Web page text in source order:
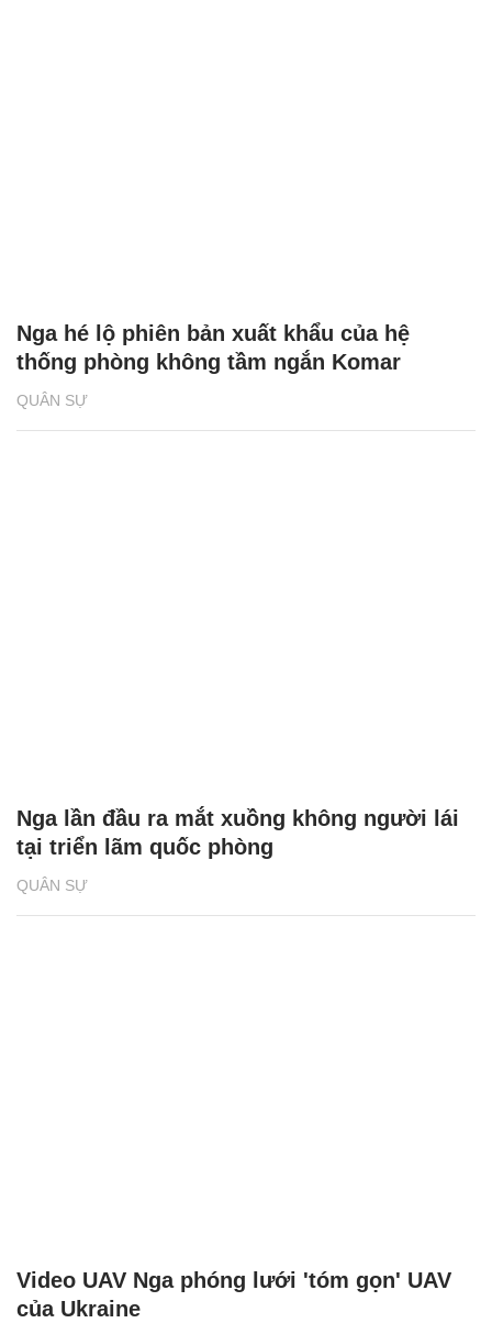
QUÂN SỰ
Nga hé lộ phiên bản xuất khẩu của hệ
thống phòng không tầm ngắn Komar
QUÂN SỰ
Nga lần đầu ra mắt xuồng không người lái
tại triển lãm quốc phòng
Video UAV Nga phóng lưới 'tóm gọn' UAV
của Ukraine